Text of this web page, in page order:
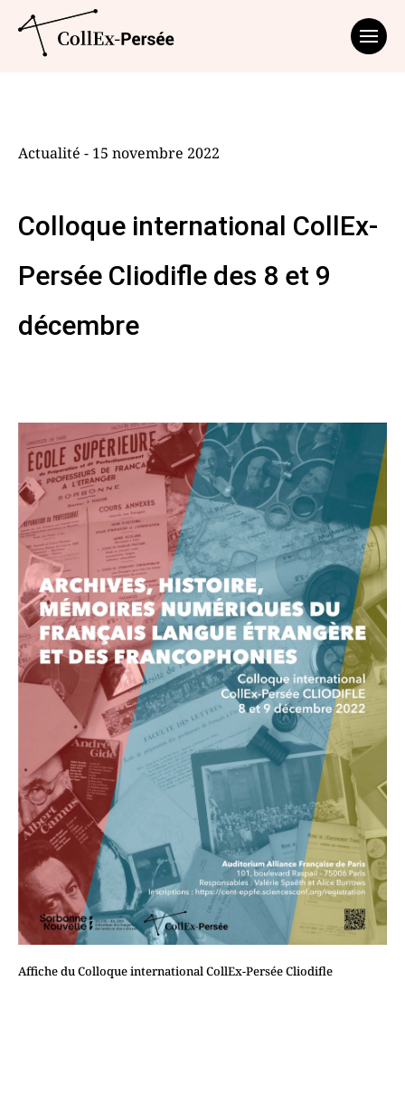
Actualité - 15 novembre 2022
Colloque international CollEx-
Persée Cliodifle des 8 et 9
décembre
Affiche du Colloque international CollEx-Persée Cliodifle